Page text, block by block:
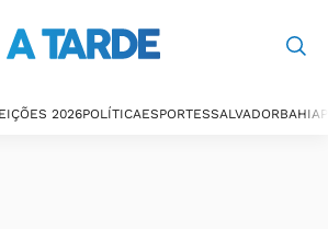
2026POLÍTICAESPORTESSALVADORBAHIA